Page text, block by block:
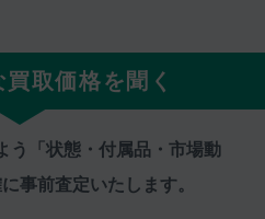
取価格を聞く
う「状態・付属品・市場動
事前査定いたします。